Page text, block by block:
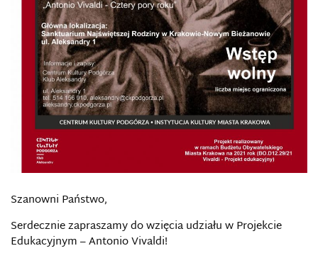
Szanowni Państwo,
Serdecznie zapraszamy do wzięcia udziału w Projekcie
Edukacyjnym – Antonio Vivaldi!